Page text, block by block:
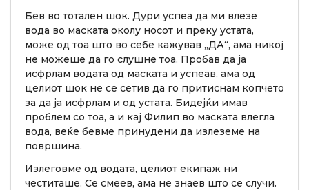
Бев во тотален шок. Дури успеа да ми влезе
вода во маската околу носот и преку устата,
може од тоа што во себе кажував „ДА“, ама никој
не можеше да го слушне тоа. Пробав да ја
исфрлам водата од маската и успеав, ама од
целиот шок не се сетив да го притиснам копчето
за да ја исфрлам и од устата. Бидејќи имав
проблем со тоа, а и кај Филип во маската влегла
вода, веќе бевме принудени да излеземе на
површина.
Излеговме од водата, целиот екипаж ни
честиташе. Се смеев, ама не знаев што се случи.